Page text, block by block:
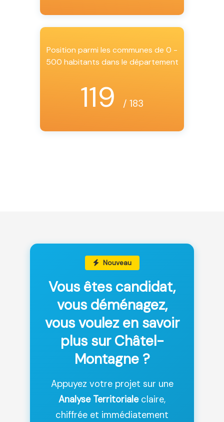
Position parmi les communes de 0 -
500 habitants dans le département
119 / 183
Nouveau
Vous êtes candidat,
vous déménagez,
vous voulez en savoir
plus sur Châtel-
Montagne ?
Appuyez votre projet sur une
Analyse Territorialeclaire,
chiffrée et immédiatement